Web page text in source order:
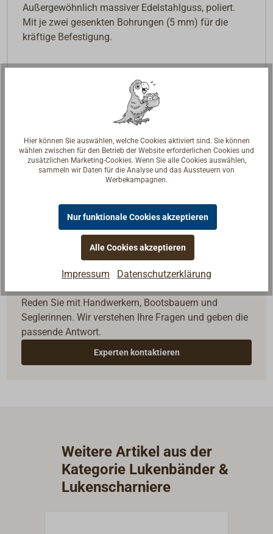
Außergewöhnlich massiver Edelstahlguss, poliert.
Mit je zwei gesenkten Bohrungen (5 mm) für die
kräftige Befestigung.
Reden Sie mit Handwerkern, Bootsbauern und
Seglerinnen. Wir verstehen Ihre Fragen und geben die
passende Antwort.
Experten kontaktieren
Weitere Artikel aus der
Kategorie Lukenbänder &
Lukenscharniere
Hier können Sie auswählen, welche Cookies aktiviert sind. Sie können
wählen zwischen für den Betrieb der Website erforderlichen Cookies und
zusätzlichen Marketing-Cookies. Wenn Sie alle Cookies auswählen,
sammeln wir Daten für die Analyse und das Aussteuern von
Werbekampagnen.
Nur funktionale Cookies akzeptieren
Alle Cookies akzeptieren
Impressum Datenschutzerklärung